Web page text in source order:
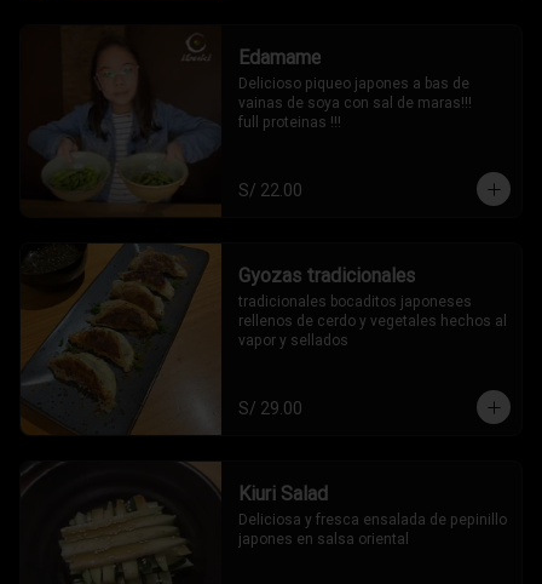
Edamame
Delicioso piqueo japones a bas de
vainas de soya con sal de maras!!!
full proteinas !!!
S/ 22.00
Gyozas tradicionales
tradicionales bocaditos japoneses
rellenos de cerdo y vegetales hechos al
vapor y sellados
S/ 29.00
Kiuri Salad
Deliciosa y fresca ensalada de pepinillo
japones en salsa oriental